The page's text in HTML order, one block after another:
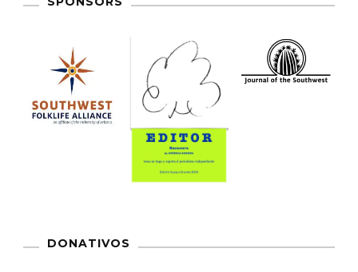
DONATIVOS